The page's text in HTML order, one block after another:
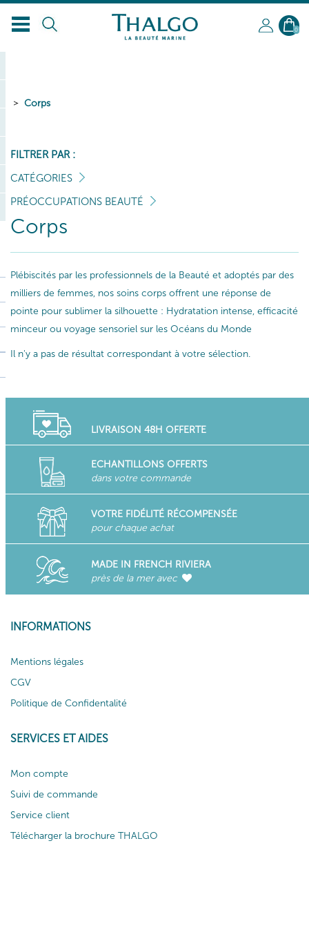
0
Corps
FILTRER PAR :
CATÉGORIES
PRÉOCCUPATIONS BEAUTÉ
Corps
Plébiscités par les professionnels de la Beauté et adoptés par des
milliers de femmes, nos soins corps offrent une réponse de
pointe pour sublimer la silhouette : Hydratation intense, efficacité
minceur ou voyage sensoriel sur les Océans du Monde
Il n'y a pas de résultat correspondant à votre sélection.
LIVRAISON 48H OFFERTE
ECHANTILLONS OFFERTS
dans votre commande
VOTRE FIDÉLITÉ RÉCOMPENSÉE
pour chaque achat
MADE IN FRENCH RIVIERA
près de la mer avec
INFORMATIONS
Mentions légales
CGV
Politique de Confidentalité
SERVICES ET AIDES
Mon compte
Suivi de commande
Service client
Télécharger la brochure THALGO